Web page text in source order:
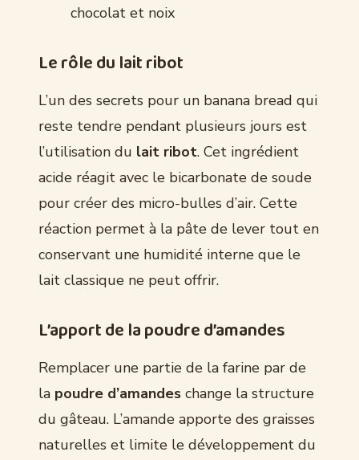
chocolat et noix
Le rôle du lait ribot
L’un des secrets pour un banana bread qui
reste tendre pendant plusieurs jours est
l’utilisation du lait ribot. Cet ingrédient
acide réagit avec le bicarbonate de soude
pour créer des micro-bulles d’air. Cette
réaction permet à la pâte de lever tout en
conservant une humidité interne que le
lait classique ne peut offrir.
L’apport de la poudre d’amandes
Remplacer une partie de la farine par de
la poudre d’amandes change la structure
du gâteau. L’amande apporte des graisses
naturelles et limite le développement du